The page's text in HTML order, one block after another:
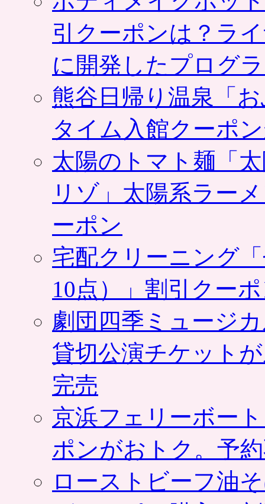
引クーポンは？ラ
に開発したプログ
熊谷日帰り温泉「
タイム入館クーポ
太陽のトマト麺「
リゾ」太陽系ラー
ーポン
宅配クリーニング
10点）」割引クー
劇団四季ミュージ
貸切公演チケット
完売
京浜フェリーボー
ポンがおトク。予
ローストビーフ油